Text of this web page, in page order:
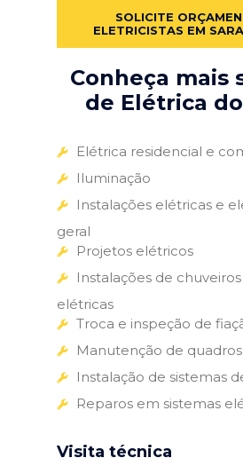
SOLICITE
ELETRICISTAS EM
Conheça mais
de Elétrica
Elétrica residencial e
Iluminação
Instalações elétricas e
geral
Projetos elétricos
Instalações de
elétricas
Troca e inspeção de
Manutenção de
Instalação de sistemas
Reparos em sistemas
Visita técnica